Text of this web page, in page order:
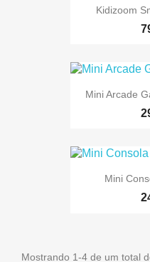
Kidizoom
Mini Arcade
Mini
Mostrando 1-4 de um total